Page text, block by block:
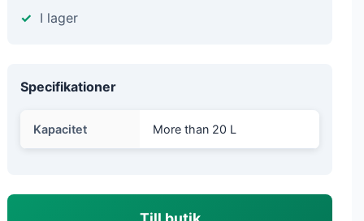
I lager
Specifikationer
Kapacitet More than 20 L